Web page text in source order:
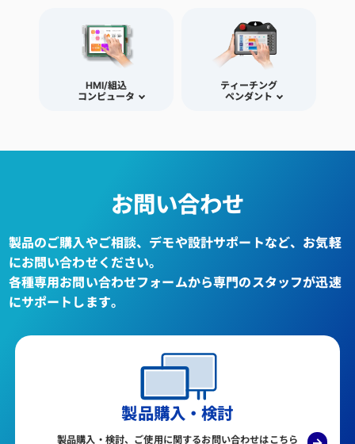
HMI/組込
コンピュータ
ティーチング
ペンダント
お問い合わせ
製品のご購入やご相談、デモや設計サポートなど、お気軽
にお問い合わせください。
各種専用お問い合わせフォームから専門のスタッフが迅速
にサポートします。
製品購入・検討
製品購入・検討、ご使用に関するお問い合わせはこちら